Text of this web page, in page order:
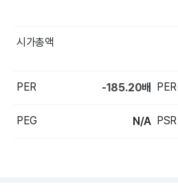
시가총액
PER -185.20배
PEG N/A PSR